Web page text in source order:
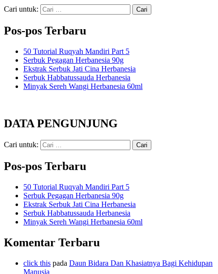
Cari untuk:
Pos-pos Terbaru
50 Tutorial Ruqyah Mandiri Part 5
Serbuk Pegagan Herbanesia 90g
Ekstrak Serbuk Jati Cina Herbanesia
Serbuk Habbatussauda Herbanesia
Minyak Sereh Wangi Herbanesia 60ml
DATA PENGUNJUNG
Cari untuk:
Pos-pos Terbaru
50 Tutorial Ruqyah Mandiri Part 5
Serbuk Pegagan Herbanesia 90g
Ekstrak Serbuk Jati Cina Herbanesia
Serbuk Habbatussauda Herbanesia
Minyak Sereh Wangi Herbanesia 60ml
Komentar Terbaru
click this pada Daun Bidara Dan Khasiatnya Bagi Kehidupan
Manusia